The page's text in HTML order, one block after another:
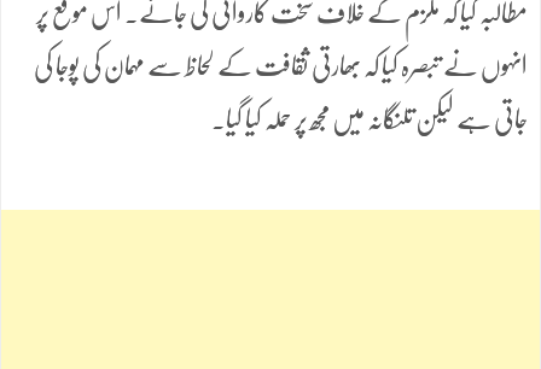
مطالبہ کیا کہ ملزم کے خلاف سخت کاروائی کی جائے۔ اس موقع پر
انہوں نے تبصرہ کیا کہ بھارتی ثقافت کے لحاظ سے مہمان کی پوجا کی
جاتی ہے لیکن تلنگانہ میں مجھ پر حملہ کیا گیا۔